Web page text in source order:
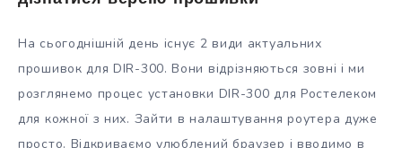
На сьогоднішній день існує 2 види актуальних
прошивок для DIR-300. Вони відрізняються зовні і ми
розглянемо процес установки DIR-300 для Ростелеком
для кожної з них. Зайти в налаштування роутера дуже
просто. Відкриваємо улюблений браузер і вводимо в